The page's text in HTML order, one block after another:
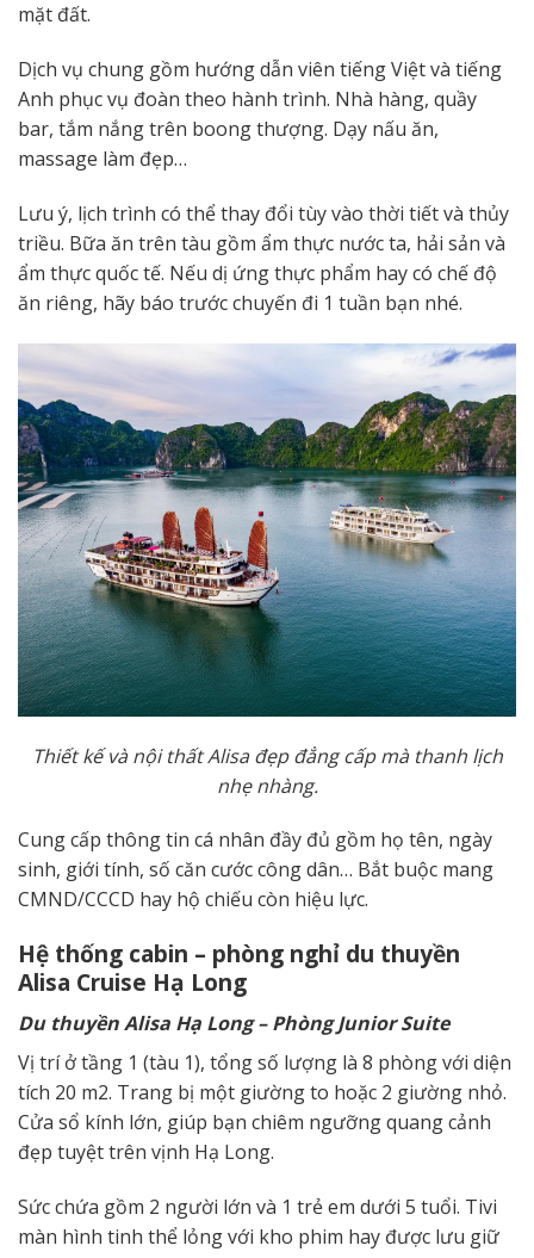
mặt đất.
Dịch vụ chung gồm hướng dẫn viên tiếng Việt và tiếng
Anh phục vụ đoàn theo hành trình. Nhà hàng, quầy
bar, tắm nắng trên boong thượng. Dạy nấu ăn,
massage làm đẹp…
Lưu ý, lịch trình có thể thay đổi tùy vào thời tiết và thủy
triều. Bữa ăn trên tàu gồm ẩm thực nước ta, hải sản và
ẩm thực quốc tế. Nếu dị ứng thực phẩm hay có chế độ
ăn riêng, hãy báo trước chuyến đi 1 tuần bạn nhé.
Thiết kế và nội thất Alisa đẹp đẳng cấp mà thanh lịch
nhẹ nhàng.
Cung cấp thông tin cá nhân đầy đủ gồm họ tên, ngày
sinh, giới tính, số căn cước công dân… Bắt buộc mang
CMND/CCCD hay hộ chiếu còn hiệu lực.
Hệ thống cabin – phòng nghỉ du thuyền
Alisa Cruise Hạ Long
Du thuyềnAlisa Hạ Long – Phòng Junior Suite
Vị trí ở tầng 1 (tàu 1), tổng số lượng là 8 phòng với diện
tích 20 m2. Trang bị một giường to hoặc 2 giường nhỏ.
Cửa sổ kính lớn, giúp bạn chiêm ngưỡng quang cảnh
đẹp tuyệt trên vịnh Hạ Long.
Sức chứa gồm 2 người lớn và 1 trẻ em dưới 5 tuổi. Tivi
màn hình tinh thể lỏng với kho phim hay được lưu giữ